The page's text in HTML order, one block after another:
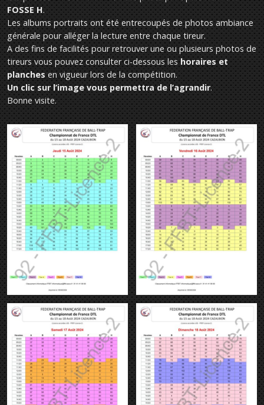
FOSSE H.
Les albums portraits ont été entrecoupés de photos ambiance
générale pour alléger la lecture entre chaque tireur.
A des fins de facilités pour retrouver une ou plusieurs photos de
tireurs vous pouvez consulter ci-dessous leshoraires et
planches en vigueur lors de la compétition.
Un clic sur l’image vous permettra de l’agrandir.
Bonne visite.